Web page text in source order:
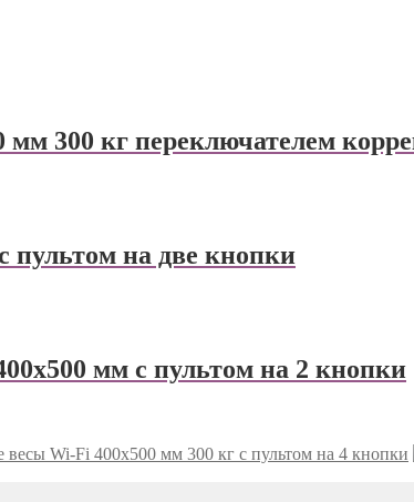
мм 300 кг переключателем
пультом на две кнопки
мм с пультом на 2 кнопки
весы Wi-Fi 400х500 мм 300 кг с пультом на 4 кнопки